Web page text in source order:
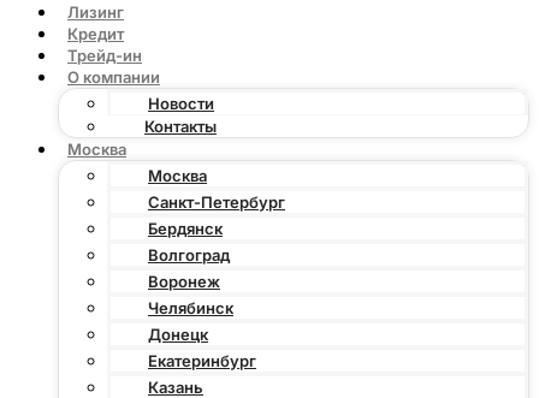
Лизинг
Кредит
Трейд-ин
О компании
Новости
Контакты
Москва
Москва
Санкт-Петербург
Бердянск
Волгоград
Воронеж
Челябинск
Донецк
Екатеринбург
Казань